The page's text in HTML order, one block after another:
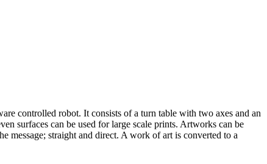
controlled robot. It consists of a turn table with two axes and an
surfaces can be used for large scale prints. Artworks can be
message; straight and direct. A work of art is converted to a